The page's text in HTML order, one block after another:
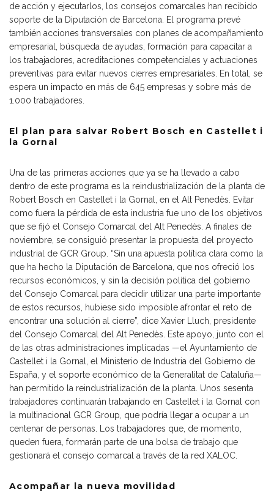
de acción y ejecutarlos, los consejos comarcales han recibido
soporte de la Diputación de Barcelona. El programa prevé
también acciones transversales con planes de acompañamiento
empresarial, búsqueda de ayudas, formación para capacitar a
los trabajadores, acreditaciones competenciales y actuaciones
preventivas para evitar nuevos cierres empresariales. En total, se
espera un impacto en más de 645 empresas y sobre más de
1.000 trabajadores.
El plan para salvar Robert Bosch en Castellet i
la Gornal
Una de las primeras acciones que ya se ha llevado a cabo
dentro de este programa es la reindustrialización de la planta de
Robert Bosch en Castellet i la Gornal, en el Alt Penedès. Evitar
como fuera la pérdida de esta industria fue uno de los objetivos
que se fijó el Consejo Comarcal del Alt Penedès. A finales de
noviembre, se consiguió presentar la propuesta del proyecto
industrial de GCR Group. “Sin una apuesta política clara como la
que ha hecho la Diputación de Barcelona, que nos ofreció los
recursos económicos, y sin la decisión política del gobierno
del Consejo Comarcal para decidir utilizar una parte importante
de estos recursos, hubiese sido imposible afrontar el reto de
encontrar una solución al cierre”, dice Xavier Lluch, presidente
del Consejo Comarcal del Alt Penedès. Este apoyo, junto con el
de las otras administraciones implicadas —el Ayuntamiento de
Castellet i la Gornal, el Ministerio de Industria del Gobierno de
España, y el soporte económico de la Generalitat de Cataluña—
han permitido la reindustrialización de la planta. Unos sesenta
trabajadores continuarán trabajando en Castellet i la Gornal con
la multinacional GCR Group, que podría llegar a ocupar a un
centenar de personas. Los trabajadores que, de momento,
queden fuera, formarán parte de una bolsa de trabajo que
gestionará el consejo comarcal a través de la red XALOC.
Acompañar la nueva movilidad